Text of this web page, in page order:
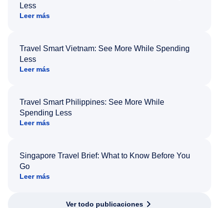
Less
Leer más
Travel Smart Vietnam: See More While Spending
Less
Leer más
Travel Smart Philippines: See More While
Spending Less
Leer más
Singapore Travel Brief: What to Know Before You
Go
Leer más
Ver todo publicaciones